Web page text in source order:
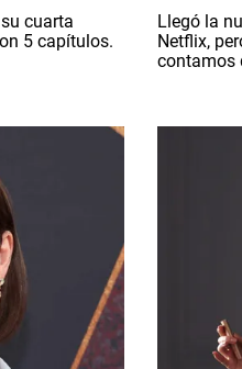
cuarta
5 capítulos.
Llegó la
Netflix,
contamos